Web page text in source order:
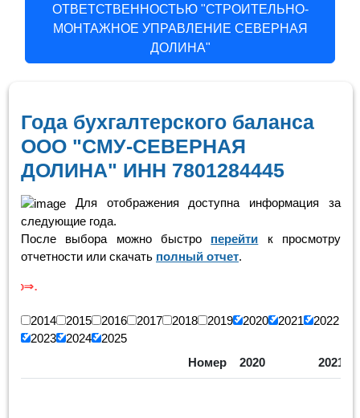
ОТВЕТСТВЕННОСТЬЮ "СТРОИТЕЛЬНО-
МОНТАЖНОЕ УПРАВЛЕНИЕ СЕВЕРНАЯ
ДОЛИНА"
Года бухгалтерского баланса
ООО "СМУ-СЕВЕРНАЯ
ДОЛИНА" ИНН 7801284445
Для отображения доступна информация за
следующие года.
После выбора можно быстро перейти к просмотру
отчетности или скачать полный отчет.
2014 2015 2016 2017 2018 2019 2020 2021
2022
2023
2024
2025
Номер
2020 2021